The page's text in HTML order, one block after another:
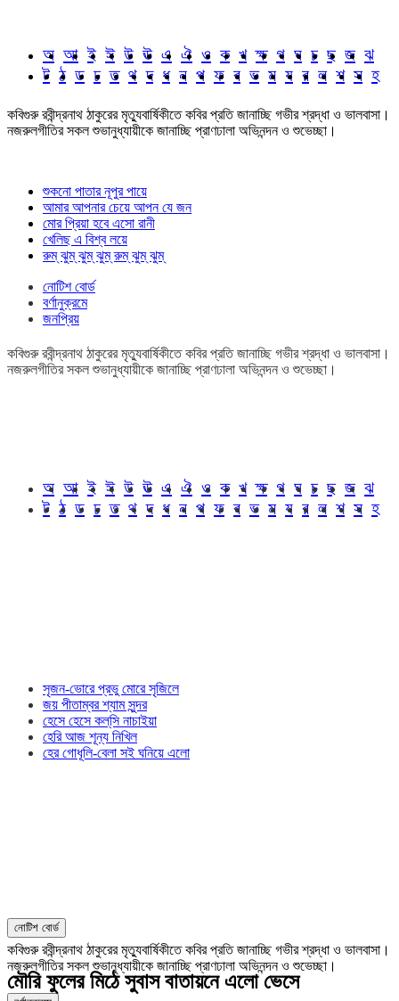
অ আ ই ঈ উ ঊ এ ঐ ও ক খ ক্ষ গ ঘ চ ছ জ ঝ
ট ঠ ড ঢ ত থ দ ধ ন প ফ ব ভ ম য র ল শ স হ
কবিগুরু রবীন্দ্রনাথ ঠাকুরের মৃত্যুবার্ষিকীতে কবির প্রতি জানাচ্ছি গভীর শ্রদ্ধা ও ভালবাসা।
নজরুলগীতির সকল শুভানুধ্যায়ীকে জানাচ্ছি প্রাণঢালা অভিনন্দন ও শুভেচ্ছা।
শুকনো পাতার নূপুর পায়ে
আমার আপনার চেয়ে আপন যে জন
মোর প্রিয়া হবে এসো রানী
খেলিছ এ বিশ্ব লয়ে
রুম্ ঝুম্ ঝুম্ ঝুম্ রুম্ ঝুম্ ঝুম্
নোটিশ বোর্ড
বর্ণানুক্রমে
জনপ্রিয়
কবিগুরু রবীন্দ্রনাথ ঠাকুরের মৃত্যুবার্ষিকীতে কবির প্রতি জানাচ্ছি গভীর শ্রদ্ধা ও ভালবাসা।
নজরুলগীতির সকল শুভানুধ্যায়ীকে জানাচ্ছি প্রাণঢালা অভিনন্দন ও শুভেচ্ছা।
অ আ ই ঈ উ ঊ এ ঐ ও ক খ ক্ষ গ ঘ চ ছ জ ঝ
ট ঠ ড ঢ ত থ দ ধ ন প ফ ব ভ ম য র ল শ স হ
সৃজন-ভোরে প্রভু মোরে সৃজিলে
জয় পীতাম্বর শ্যাম সুন্দর
হেসে হেসে কল্‌সি নাচাইয়া
হেরি আজ শূন্য নিখিল
হের গোধূলি-বেলা সই ঘনিয়ে এলো
নোটিশ বোর্ড
কবিগুরু রবীন্দ্রনাথ ঠাকুরের মৃত্যুবার্ষিকীতে কবির প্রতি জানাচ্ছি গভীর শ্রদ্ধা ও ভালবাসা।
নজরুলগীতির সকল শুভানুধ্যায়ীকে জানাচ্ছি প্রাণঢালা অভিনন্দন ও শুভেচ্ছা।
মৌরি ফুলের মিঠে সুবাস বাতায়নে এলো ভেসে